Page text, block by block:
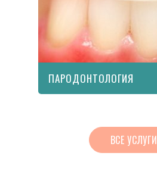
ПАРОДОНТОЛОГИЯ
ВСЕ УСЛУГИ